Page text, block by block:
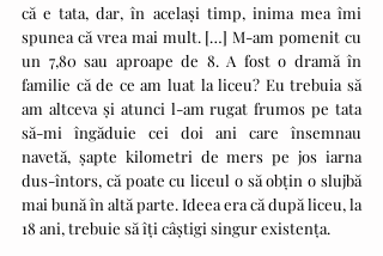
că e tata, dar, în acelaşi timp, inima mea îmi
spunea că vrea mai mult. […] M-am pomenit cu
un 7,80 sau aproape de 8. A fost o dramă în
familie că de ce am luat la liceu? Eu trebuia să
am altceva și atunci l-am rugat frumos pe tata
să-mi îngăduie cei doi ani care însemnau
navetă, șapte kilometri de mers pe jos iarna
dus-întors, că poate cu liceul o să obțin o slujbă
mai bună în altă parte. Ideea era că după liceu, la
18 ani, trebuie să îți câștigi singur existența.